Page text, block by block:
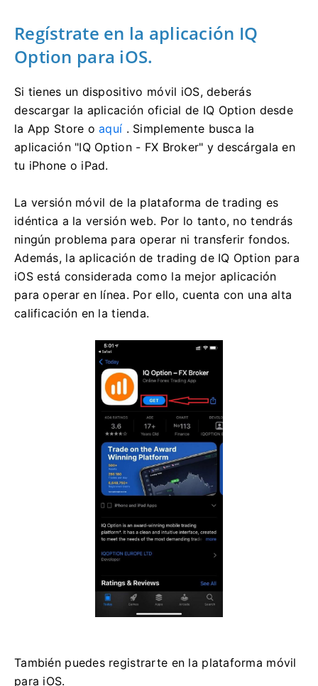
Regístrate en la aplicación IQ
Option para iOS.
Si tienes un dispositivo móvil iOS, deberás
descargar la aplicación oficial de IQ Option desde
la App Store oaquí . Simplemente busca la
aplicación "IQ Option - FX Broker" y descárgala en
tu iPhone o iPad.
La versión móvil de la plataforma de trading es
idéntica a la versión web. Por lo tanto, no tendrás
ningún problema para operar ni transferir fondos.
Además, la aplicación de trading de IQ Option para
iOS está considerada como la mejor aplicación
para operar en línea. Por ello, cuenta con una alta
calificación en la tienda.
También puedes registrarte en la plataforma móvil
para iOS.